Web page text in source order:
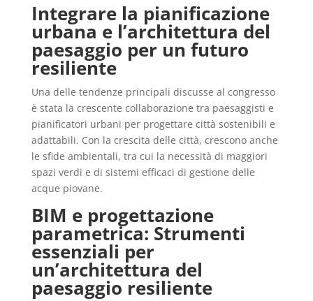
Integrare la pianificazione
urbana e l’architettura del
paesaggio per un futuro
resiliente
Una delle tendenze principali discusse al congresso
è stata la crescente collaborazione tra paesaggisti e
pianificatori urbani per progettare città sostenibili e
adattabili. Con la crescita delle città, crescono anche
le sfide ambientali, tra cui la necessità di maggiori
spazi verdi e di sistemi efficaci di gestione delle
acque piovane.
BIM e progettazione
parametrica: Strumenti
essenziali per
un’architettura del
paesaggio resiliente